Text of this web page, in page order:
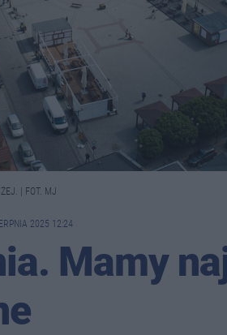
| FOT. MJ
2025 12:24
Mamy